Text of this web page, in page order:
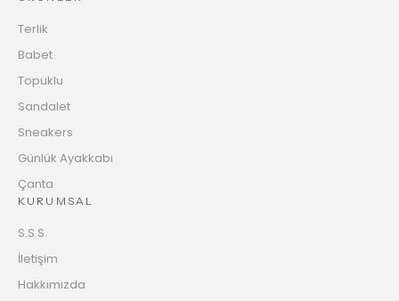
Terlik
Babet
Topuklu
Sandalet
Sneakers
Günlük Ayakkabı
Çanta
KURUMSAL
S.S.S.
İletişim
Hakkımızda